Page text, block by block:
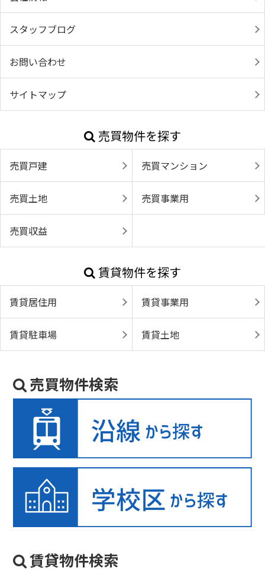
スタッフブログ
お問い合わせ
サイトマップ
売買物件を探す
売買戸建 売買マンション
売買土地 売買事業用
売買収益
賃貸物件を探す
賃貸居住用 賃貸事業用
賃貸駐車場 賃貸土地
売買物件検索
賃貸物件検索